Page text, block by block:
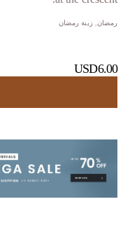
رمضان ,زينة رمضان
USD6.00